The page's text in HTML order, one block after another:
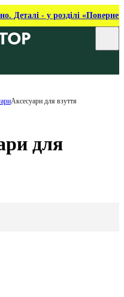
Деталі - у розділі
Аксесуари для взуття
для